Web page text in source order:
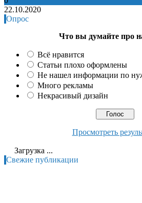
22.10.2020
Опрос
Что вы думайте про
Всё нравится
Статьи плохо оформлены
Не нашел информации по
Много рекламы
Некрасивый дизайн
Просмотреть
Загрузка ...
Свежие публикации